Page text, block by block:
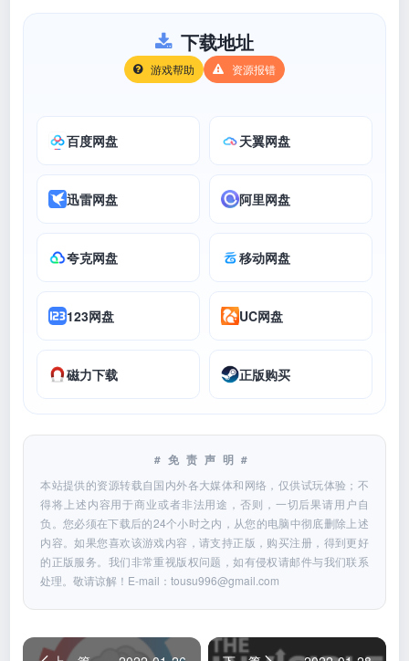
下载地址
游戏帮助 资源报错
百度网盘 天翼网盘
迅雷网盘 阿里网盘
夸克网盘 移动网盘
123网盘 UC网盘
磁力下载 正版购买
#免责声明#
本站提供的资源转载自国内外各大媒体和网络，仅供试玩体验；不
得将上述内容用于商业或者非法用途，否则，一切后果请用户自
负。您必须在下载后的24个小时之内，从您的电脑中彻底删除上述
内容。如果您喜欢该游戏内容，请支持正版，购买注册，得到更好
的正版服务。我们非常重视版权问题，如有侵权请邮件与我们联系
处理。敬请谅解！E-mail：tousu996@gmail.com